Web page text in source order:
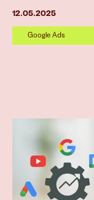
12.05.2025
Google Ads